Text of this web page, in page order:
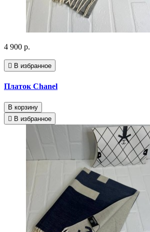
4 900 р.
В избранное
Платок Chanel
В корзину
В избранное